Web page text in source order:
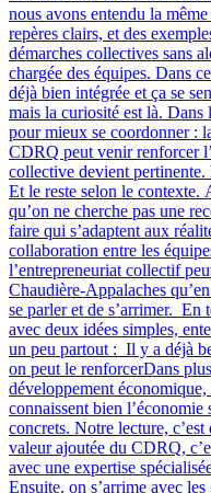
nous avons entendu la
repères clairs, et des
démarches collectives sans
chargée des équipes. Dans
déjà bien intégrée et ça se
mais la curiosité est là.
pour mieux se coordonner :
CDRQ peut venir renforcer
collective devient
Et le reste selon le contexte.
qu’on ne cherche pas une
faire qui s’adaptent aux
collaboration entre les
l’entrepreneuriat collectif
Chaudière-Appalaches
se parler et de s’arrimer. En
avec deux idées simples,
un peu partout : Il y a déjà
on peut le renforcerDans
développement
connaissent bien
concrets. Notre lecture,
valeur ajoutée du CDRQ,
avec une expertise
Ensuite, on s’arrime avec